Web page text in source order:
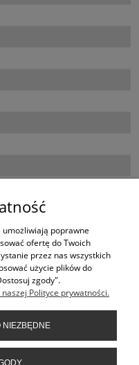
umożliwiają poprawne
ofertę do Twoich
przez nas wszystkich
użycie plików do
zgody".
Polityce prywatności.
NIEZBĘDNE